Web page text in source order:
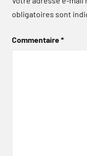
obligatoires sont
Commentaire*